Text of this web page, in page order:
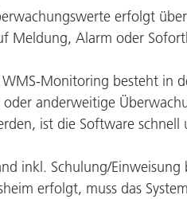
erfolgt
Meldung, Alarm oder
Monitoring besteht in
oder anderweitige
ist die Software
inkl. Schulung/
erfolgt, muss das